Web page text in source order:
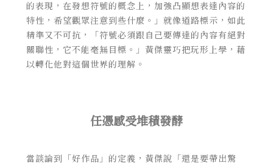
的表現，在發想符號的概念上，加強凸顯想表達內容的
特性，希望觀眾注意到些什麼。」就像道路標示，如此
精準又不可抗，「符號必須跟自己要傳達的內容有絕對
關聯性，它不能毫無目標。」黃傑靈巧把玩形上學，藉
以轉化他對這個世界的理解。
任憑感受堆積發酵
當談論到「好作品」的定義，黃傑說「還是要帶出驚